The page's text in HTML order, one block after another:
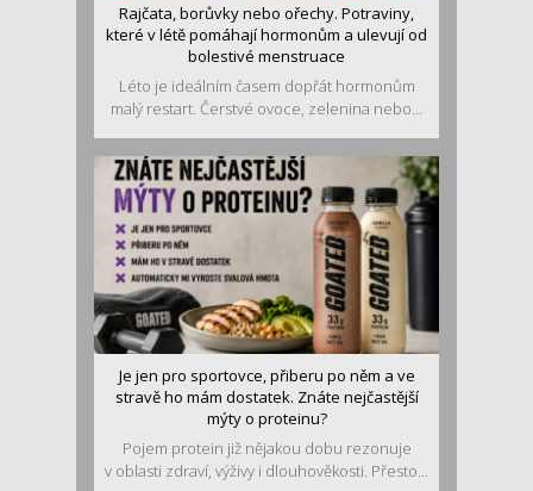
Rajčata, borůvky nebo ořechy. Potraviny,
které v létě pomáhají hormonům a ulevují od
bolestivé menstruace
Léto je ideálním časem dopřát hormonům
malý restart. Čerstvé ovoce, zelenina nebo...
Je jen pro sportovce, přiberu po něm a ve
stravě ho mám dostatek. Znáte nejčastější
mýty o proteinu?
Pojem protein již nějakou dobu rezonuje
v oblasti zdraví, výživy i dlouhověkosti. Přesto...